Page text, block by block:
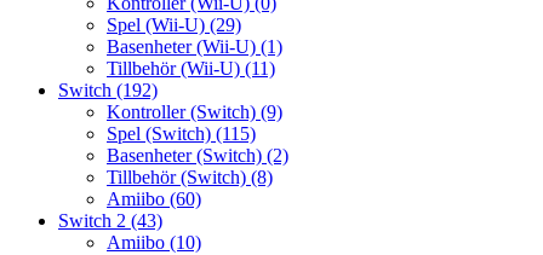
Spel (Wii-U) (29)
Basenheter (Wii-U) (1)
Tillbehör (Wii-U) (11)
Switch (192)
Kontroller (Switch) (9)
Spel (Switch) (115)
Basenheter (Switch) (2)
Tillbehör (Switch) (8)
Amiibo (60)
Switch 2 (43)
Amiibo (10)